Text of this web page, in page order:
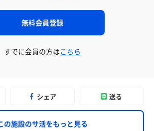
無料会員登録
すでに会員の方はこちら
シェア 送る
の施設のサ活をもっと見る